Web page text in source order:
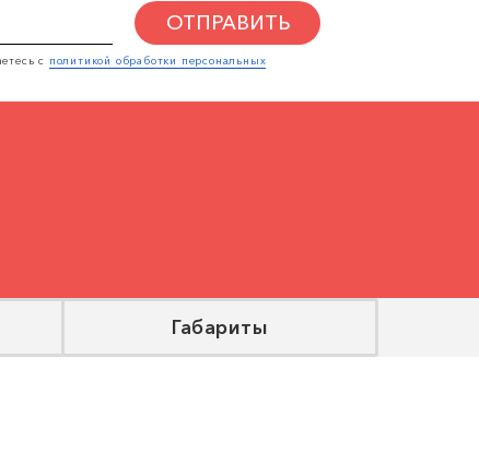
ОТПРАВИТЬ
с политикой обработки персональных
Габариты